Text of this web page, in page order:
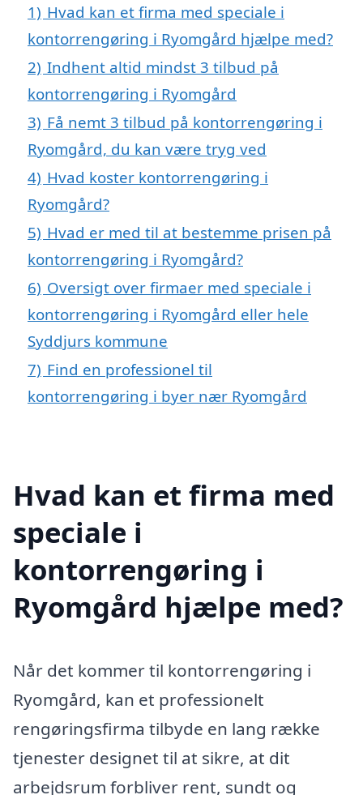
1) Hvad kan et firma med speciale i
kontorrengøring i Ryomgård hjælpe med?
2) Indhent altid mindst 3 tilbud på
kontorrengøring i Ryomgård
3) Få nemt 3 tilbud på kontorrengøring i
Ryomgård, du kan være tryg ved
4) Hvad koster kontorrengøring i
Ryomgård?
5) Hvad er med til at bestemme prisen på
kontorrengøring i Ryomgård?
6) Oversigt over firmaer med speciale i
kontorrengøring i Ryomgård eller hele
Syddjurs kommune
7) Find en professionel til
kontorrengøring i byer nær Ryomgård
Hvad kan et firma med
speciale i
kontorrengøring i
Ryomgård hjælpe med?
Når det kommer til kontorrengøring i
Ryomgård, kan et professionelt
rengøringsfirma tilbyde en lang række
tjenester designet til at sikre, at dit
arbejdsrum forbliver rent, sundt og